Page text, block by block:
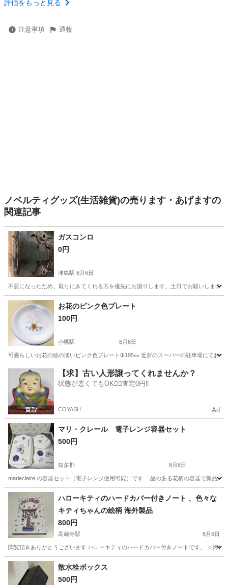
評価をもっと見る
注意事項 通報
ノベルティグッズ(生活雑貨)の売ります・あげますの
関連記事
ガスコンロ
0円
津島駅 8月6日
不要になったため、取りにきてくれる方を優先にお譲りします。土日でお願いします
愛知 名古屋市 津島駅 生活雑貨
お花のピンク色プレート
100円
小幡駅 8月6日
可愛らしいお花の絵の淡いピンク色プレートΦ195㎜ 近所のスーパーの駐車場にてお
名古屋市 小幡駅 食器 ピンク色
【求】古い人形譲ってくれませんか？
状態が悪くてもOK🙆‍♀️査定0円‼️
COYASH Ad
マリ・クレール 電子レンジ容器セット
500円
知多郡 8月6日
marieclaire の容器セット（電子レンジ使用可能）です 品のある花柄の容器で新品未
愛知 知多郡 家庭用品
ハローキティのハードカバー付きノート 、色々な
キティちゃんの絵柄 海外製品
800円
高蔵寺駅 8月6日
閲覧頂きありがとうございます ハローキティのハードカバー付きノートです。 ☆海
愛知 春日井市 高蔵寺駅
散水栓ボックス
500円